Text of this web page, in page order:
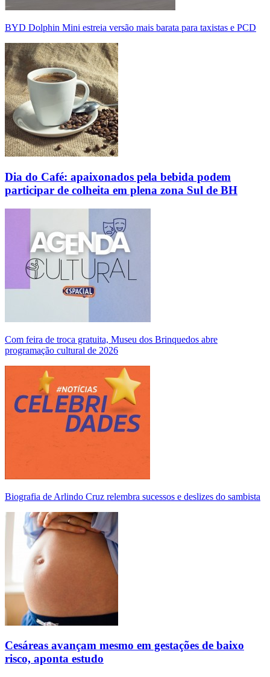
BYD Dolphin Mini estreia versão mais barata para taxistas e PCD
Dia do Café: apaixonados pela bebida podem
participar de colheita em plena zona Sul de BH
Com feira de troca gratuita, Museu dos Brinquedos abre
programação cultural de 2026
Biografia de Arlindo Cruz relembra sucessos e deslizes do sambista
Cesáreas avançam mesmo em gestações de baixo
risco, aponta estudo